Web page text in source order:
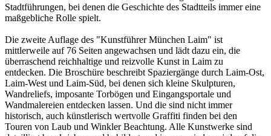
Stadtführungen, bei denen die Geschichte des Stadtteils immer eine
maßgebliche Rolle spielt.
Die zweite Auflage des "Kunstführer München Laim" ist
mittlerweile auf 76 Seiten angewachsen und lädt dazu ein, die
überraschend reichhaltige und reizvolle Kunst in Laim zu
entdecken. Die Broschüre beschreibt Spaziergänge durch Laim-Ost,
Laim-West und Laim-Süd, bei denen sich kleine Skulpturen,
Wandreliefs, imposante Torbögen und Eingangsportale und
Wandmalereien entdecken lassen. Und die sind nicht immer
historisch, auch künstlerisch wertvolle Graffiti finden bei den
Touren von Laub und Winkler Beachtung. Alle Kunstwerke sind